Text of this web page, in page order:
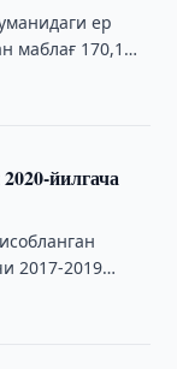
ер
маблағ 170,1
йилгача
2017-2019